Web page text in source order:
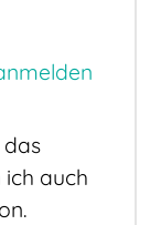
das
auch